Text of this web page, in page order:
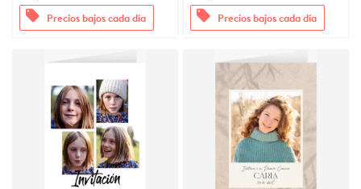
offers Precios bajos cada día offers Precios bajos cada día